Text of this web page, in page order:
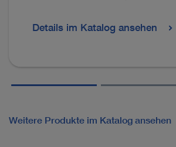
Details im Katalog ansehen
Weitere Produkte im Katalog ansehen